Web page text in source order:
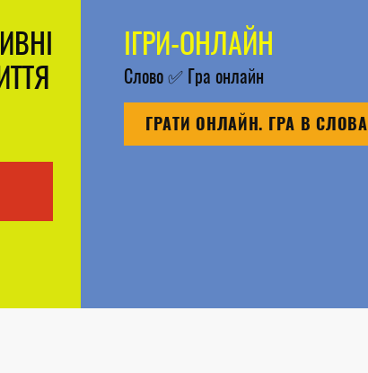
ІГРИ-ОНЛАЙН
Слово✅Гра онлайн
ГРАТИ ОНЛАЙН. ГРА В СЛОВА